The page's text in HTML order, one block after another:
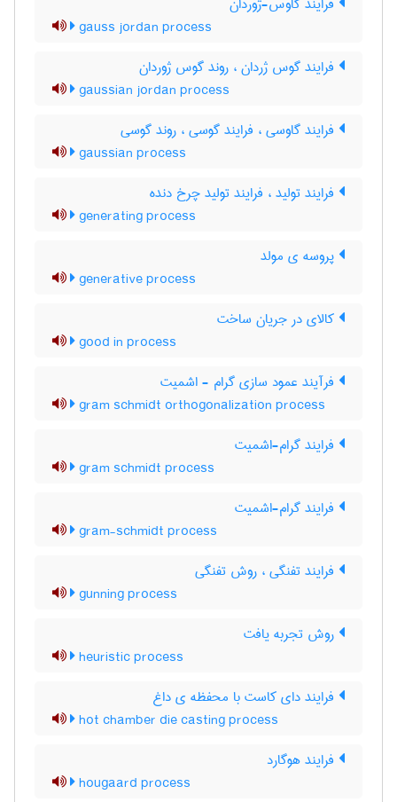
gauss jordan process
فرایند گوس ژردان ، روند گوس ژوردان
gaussian jordan process
فرایند گاوسی ، فرایند گوسی ، روند گوسی
gaussian process
فرایند تولید ، فرایند تولید چرخ دنده
generating process
پروسه ی مولد
generative process
کالای در جریان ساخت
good in process
فرآیند عمود سازی گرام - اشمیت
gram schmidt orthogonalization process
فرایند گرام-اشمیت
gram schmidt process
فرایند گرام-اشمیت
gram-schmidt process
فرایند تفنگی ، روش تفنگی
gunning process
روش تجربه یافت
heuristic process
فرایند دای کاست با محفظه ی داغ
hot chamber die casting process
فرایند هوگارد
hougaard process